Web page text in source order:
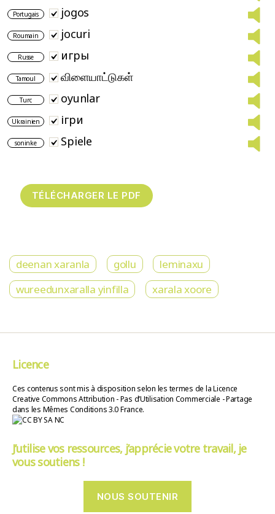
Portugais jogos
Roumain jocuri
Russe игры
Tamoul விளையாட்டுகள்
Turc oyunlar
Ukrainien ігри
soninke Spiele
deenan xaranla gollu
leminaxu
wureedunxaralla yinfilla
xarala xoore
Licence
Ces contenus sont mis à disposition selon les termes de la Licence
Creative Commons Attribution - Pas d’Utilisation Commerciale - Partage
dans les Mêmes Conditions 3.0 France.
J’utilise vos ressources, j’apprécie votre travail, je
vous soutiens !
NOUS SOUTENIR